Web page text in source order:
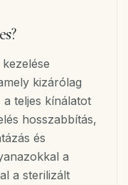
kizárólag
teljes kínálatot
hosszabbítás,
és
a
a sterilizált